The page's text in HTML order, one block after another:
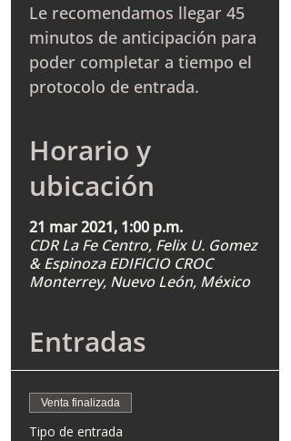
Le recomendamos llegar 45
minutos de anticipación para
poder completar a tiempo el
protocolo de entrada.
Horario y
ubicación
21 mar 2021, 1:00 p.m.
CDR La Fe Centro, Felix U. Gomez
& Espinoza EDIFICIO CROC
Monterrey, Nuevo León, México
Entradas
Venta finalizada
Tipo de entrada